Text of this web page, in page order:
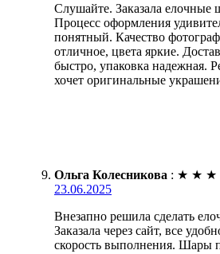
Слушайте. Заказала елочные
Процесс оформления
понятный. Качество
отличное, цвета яркие.
быстро, упаковка надежная.
хочет оригинальные
Ольга Колесникова : ★ ★ ★
23.06.2025
Внезапно решила сделать
Заказала через сайт, все
скорость выполнения. Шары